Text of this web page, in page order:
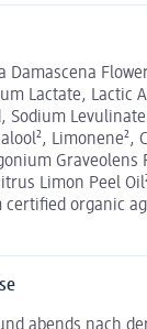
Lactate, Lactic
Sodium
Limonene²,
Graveolens
Limon Peel
certified organic